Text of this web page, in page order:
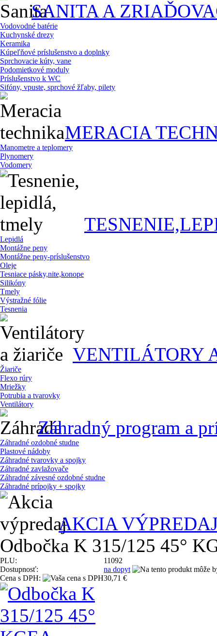
SANITA A
Vodovodné batérie
Kuchynské drezy
Keramika
Kúpeľňové príslušenstvo a doplnky
Sprchovacie kúty, vane
Podomietkové moduly
Príslušenstvo k WC
Sifóny, vpuste, sprchové žľaby, pilety
MERACIA
Manometre a teplomery
Plynomery
Vodomery
Lepidlá
Montážne peny
Montážne peny-príslušenstvo
Oleje
Tesniace pásky,nite,konope
Silikóny
Tmely
Výstražné fólie
Tesnenia
VENTILÁTORY
Žiariče
Flexo rúry
Mriežky
Potrubia a tvarovky
Ventilátory
Záhradný program a
Záhradné ozdobné studne
Plastové nádoby
Záhradné tvarovky a spojky
Záhradné zavlažovače
Záhradné závesné ozdobné studne
Záhradné prípojky + spojky
AKCIA
Odbočka K 315/125 45°
PLU:
11092
Dostupnosť:
na dopyt
Cena s DPH:
30,71 €